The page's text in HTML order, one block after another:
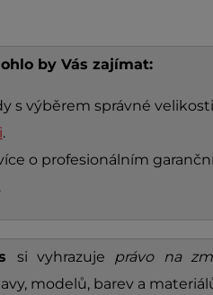
by Vás zajímat:
s výběrem správné
.
o profesionálním
.
si vyhrazuje právo na
modelů, barev a